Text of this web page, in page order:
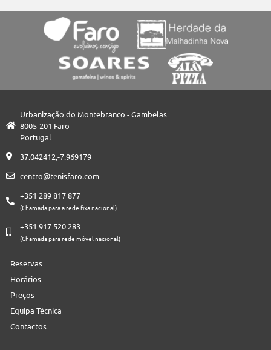
Urbanização do Montebranco - Gambelas
8005-201 Faro
Portugal
37.042412,-7.969179
centro@tenisfaro.com
+351 289 817 877
(Chamada para a rede fixa nacional)
+351 917 520 283
(Chamada para rede móvel nacional)
Reservas
Horários
Preços
Equipa Técnica
Contactos